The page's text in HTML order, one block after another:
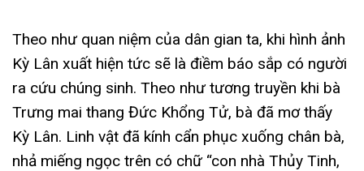
Theo như quan niệm của dân gian ta, khi hình ảnh
Kỳ Lân xuất hiện tức sẽ là điềm báo sắp có người
ra cứu chúng sinh. Theo như tương truyền khi bà
Trưng mai thang Đức Khổng Tử, bà đã mơ thấy
Kỳ Lân. Linh vật đã kính cẩn phục xuống chân bà,
nhả miếng ngọc trên có chữ “con nhà Thủy Tinh,